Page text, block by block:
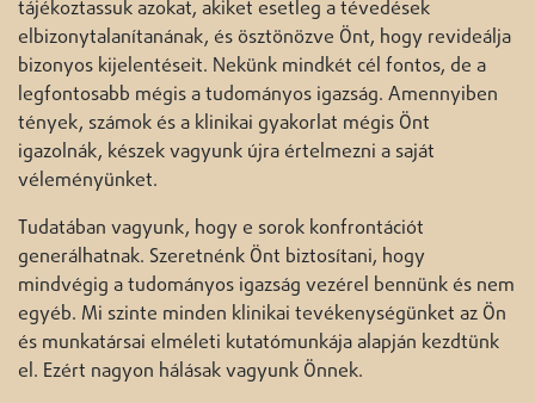
tájékoztassuk azokat, akiket esetleg a tévedések
elbizonytalanítanának, és ösztönözve Önt, hogy revideálja
bizonyos kijelentéseit. Nekünk mindkét cél fontos, de a
legfontosabb mégis a tudományos igazság. Amennyiben
tények, számok és a klinikai gyakorlat mégis Önt
igazolnák, készek vagyunk újra értelmezni a saját
véleményünket.
Tudatában vagyunk, hogy e sorok konfrontációt
generálhatnak. Szeretnénk Önt biztosítani, hogy
mindvégig a tudományos igazság vezérel bennünk és nem
egyéb. Mi szinte minden klinikai tevékenységünket az Ön
és munkatársai elméleti kutatómunkája alapján kezdtünk
el. Ezért nagyon hálásak vagyunk Önnek.